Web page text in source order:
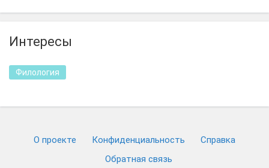
Интересы
Филология
О проекте Конфиденциальность
Cправка
Обратная связь